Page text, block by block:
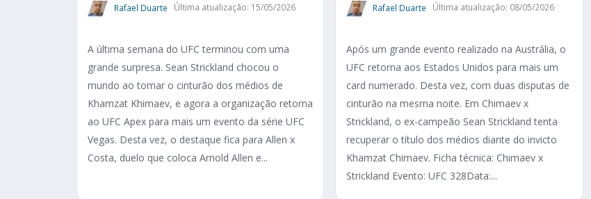
Rafael Duarte Última atualização: 15/05/2026
A última semana do UFC terminou com uma
grande surpresa. Sean Strickland chocou o
mundo ao tomar o cinturão dos médios de
Khamzat Khimaev, e agora a organização retorna
ao UFC Apex para mais um evento da série UFC
Vegas. Desta vez, o destaque fica para Allen x
Costa, duelo que coloca Arnold Allen e...
Rafael Duarte Última atualização: 08/05/2026
Após um grande evento realizado na Austrália, o
UFC retorna aos Estados Unidos para mais um
card numerado. Desta vez, com duas disputas de
cinturão na mesma noite. Em Chimaev x
Strickland, o ex-campeão Sean Strickland tenta
recuperar o título dos médios diante do invicto
Khamzat Chimaev. Ficha técnica: Chimaev x
Strickland Evento: UFC 328Data:...